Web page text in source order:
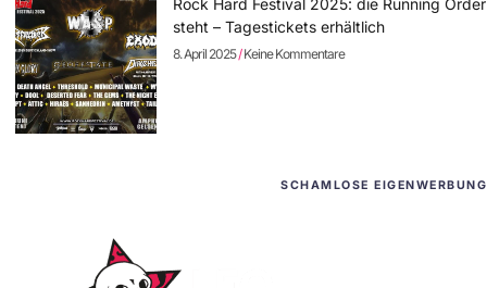
Rock Hard Festival 2025: die Running Order
steht – Tagestickets erhältlich
8. April 2025 Keine Kommentare
SCHAMLOSE EIGENWERBUNG